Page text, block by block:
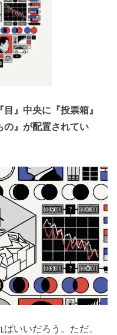
』中央に『投票箱』
の』が配置されてい
いいだろう。ただ、